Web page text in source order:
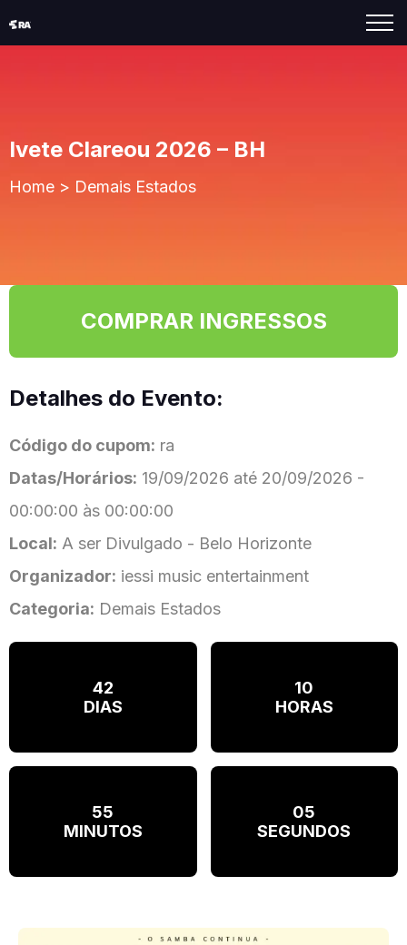
Ivete Clareou 2026 – BH
Home > Demais Estados
COMPRAR INGRESSOS
Detalhes do Evento:
Código do cupom: ra
Datas/Horários: 19/09/2026 até 20/09/2026 -
00:00:00 às 00:00:00
Local: A ser Divulgado - Belo Horizonte
Organizador: iessi music entertainment
Categoria: Demais Estados
42
DIAS
10
HORAS
55
MINUTOS
05
SEGUNDOS